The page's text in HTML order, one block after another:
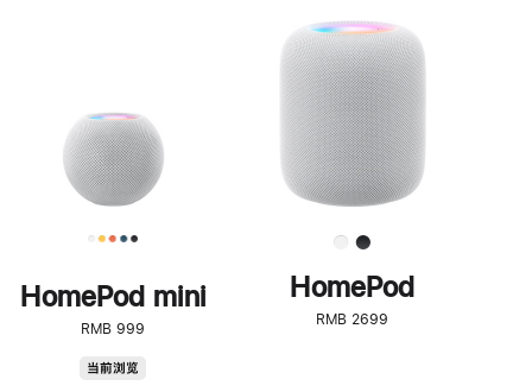
HomePod mini
RMB 999
当前浏览
步
了
解
HomePod<
HomePod
RMB 2699